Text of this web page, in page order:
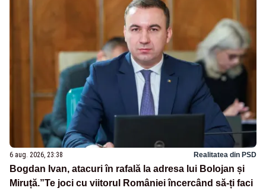
6 aug. 2026, 23:38 Realitatea din PSD
Bogdan Ivan, atacuri în rafală la adresa lui Bolojan și
Miruță.”Te joci cu viitorul României încercând să-ți faci